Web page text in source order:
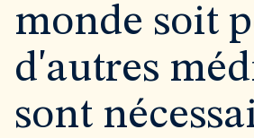
monde soit
d'autres
sont